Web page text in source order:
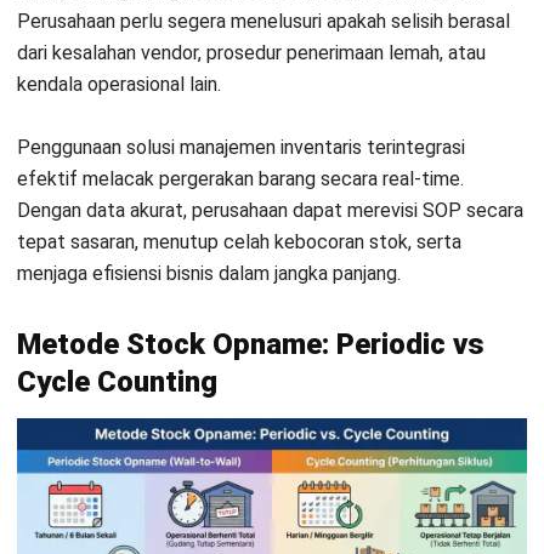
berikut membantu menentukan metode yang paling masuk
akal tanpa mengganggu aktivitas gudang.
Kondisi Gudang
>5.000 SKU dengan barang fast-moving
Gudang multi-lokasi atau multi-cabang
Kebutuhan audit tahunan
Selisih stok sering tinggi
Transformasi Stock Opname dengan